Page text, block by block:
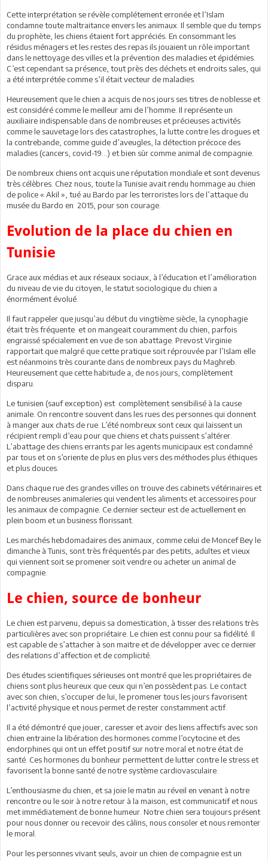
Cette interprétation se révèle complétement erronée et l’Islam
condamne toute maltraitance envers les animaux. Il semble que du temps
du prophète, les chiens étaient fort appréciés. En consommant les
résidus ménagers et les restes des repas ils jouaient un rôle important
dans le nettoyage des villes et la prévention des maladies et épidémies.
C’est cependant sa présence, tout près des déchets et endroits sales, qui
a été interprétée comme s’il était vecteur de maladies.
Heureusement que le chien a acquis de nos jours ses titres de noblesse et
est considéré comme le meilleur ami de l’homme. Il représente un
auxiliaire indispensable dans de nombreuses et précieuses activités
comme le sauvetage lors des catastrophes, la lutte contre les drogues et
la contrebande, comme guide d’aveugles, la détection précoce des
maladies (cancers, covid-19…) et bien sûr comme animal de compagnie.
De nombreux chiens ont acquis une réputation mondiale et sont devenus
très célèbres. Chez nous, toute la Tunisie avait rendu hommage au chien
de police « Akil », tué au Bardo par les terroristes lors de l’attaque du
musée du Bardo en 2015, pour son courage.
Evolution de la place du chien en
Tunisie
Grace aux médias et aux réseaux sociaux, à l’éducation et l’amélioration
du niveau de vie du citoyen, le statut sociologique du chien a
énormément évolué.
Il faut rappeler que jusqu’au début du vingtième siècle, la cynophagie
était très fréquente et on mangeait couramment du chien, parfois
engraissé spécialement en vue de son abattage. Prevost Virginie
rapportait que malgré que cette pratique soit réprouvée par l’Islam elle
est néanmoins très courante dans de nombreux pays du Maghreb.
Heureusement que cette habitude a, de nos jours, complètement
disparu.
Le tunisien (sauf exception) est complètement sensibilisé à la cause
animale. On rencontre souvent dans les rues des personnes qui donnent
à manger aux chats de rue. L’été nombreux sont ceux qui laissent un
récipient rempli d’eau pour que chiens et chats puissent s’altérer.
L’abattage des chiens errants par les agents municipaux est condamné
par tous et on s’oriente de plus en plus vers des méthodes plus éthiques
et plus douces.
Dans chaque rue des grandes villes on trouve des cabinets vétérinaires et
de nombreuses animaleries qui vendent les aliments et accessoires pour
les animaux de compagnie. Ce dernier secteur est de actuellement en
plein boom et un business florissant.
Les marchés hebdomadaires des animaux, comme celui de Moncef Bey le
dimanche à Tunis, sont très fréquentés par des petits, adultes et vieux
qui viennent soit se promener soit vendre ou acheter un animal de
compagnie.
Le chien, source de bonheur
Le chien est parvenu, depuis sa domestication, à tisser des relations très
particulières avec son propriétaire. Le chien est connu pour sa fidélité. Il
est capable de s’attacher à son maitre et de développer avec ce dernier
des relations d’affection et de complicité.
Des études scientifiques sérieuses ont montré que les propriétaires de
chiens sont plus heureux que ceux qui n’en possèdent pas. Le contact
avec son chien, s’occuper de lui, le promener tous les jours favorisent
l’activité physique et nous permet de rester constamment actif.
Il a été démontré que jouer, caresser et avoir des liens affectifs avec son
chien entraine la libération des hormones comme l’ocytocine et des
endorphines qui ont un effet positif sur notre moral et notre état de
santé. Ces hormones du bonheur permettent de lutter contre le stress et
favorisent la bonne santé de notre système cardiovasculaire.
L’enthousiasme du chien, et sa joie le matin au réveil en venant à notre
rencontre ou le soir à notre retour à la maison, est communicatif et nous
met immédiatement de bonne humeur. Notre chien sera toujours présent
pour nous donner ou recevoir des câlins, nous consoler et nous remonter
le moral.
Pour les personnes vivant seuls, avoir un chien de compagnie est un